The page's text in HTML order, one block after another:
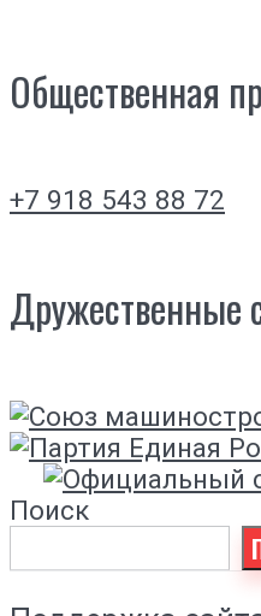
Общественная
+7 918 543 88 72
Дружественные
Поиск